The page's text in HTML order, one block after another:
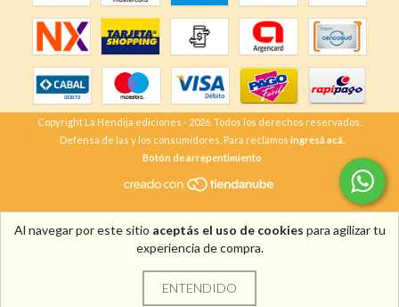
Al navegar por este sitio aceptás el uso de cookies para agilizar tu
experiencia de compra.
ENTENDIDO
Copyright La Hendija ediciones - 2026. Todos los derechos reservados.
Defensa de las y los consumidores. Para reclamos ingresá acá.
Botón de arrepentimiento